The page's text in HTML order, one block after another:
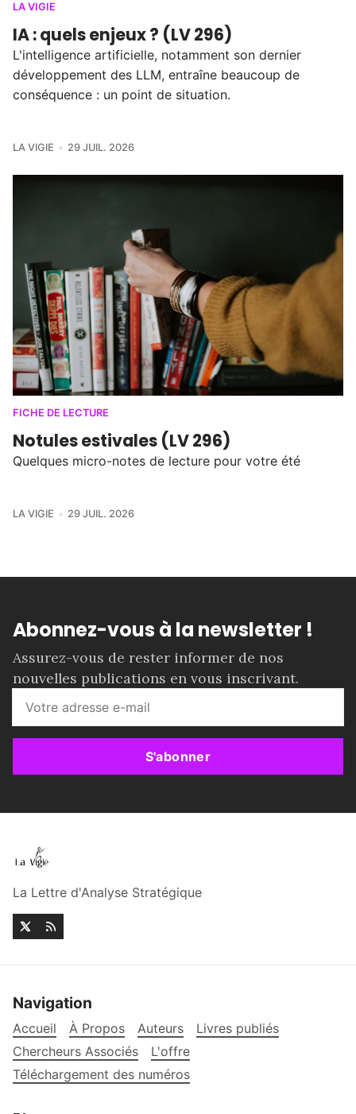
LA VIGIE
IA : quels enjeux ? (LV 296)
L'intelligence artificielle, notamment son dernier
développement des LLM, entraîne beaucoup de
conséquence : un point de situation.
LA VIGIE 29 JUIL. 2026
FICHE DE LECTURE
Notules estivales (LV 296)
Quelques micro-notes de lecture pour votre été
LA VIGIE 29 JUIL. 2026
Abonnez-vous à la newsletter !
Assurez-vous de rester informer de nos
nouvelles publications en vous inscrivant.
S'abonner
La Lettre d'Analyse Stratégique
Navigation
Accueil À Propos Auteurs
Livres publiés
Chercheurs Associés
L'offre
Téléchargement des numéros